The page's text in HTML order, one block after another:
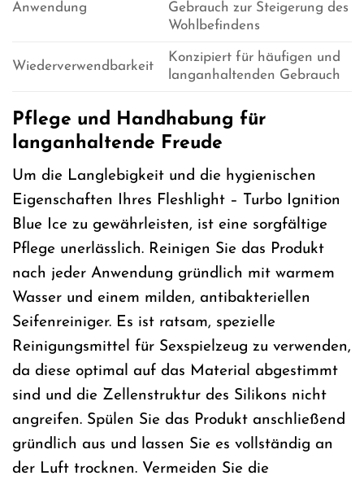
Anwendung
Gebrauch zur Steigerung des
Wohlbefindens
Wiederverwendbarkeit
Konzipiert für häufigen und
langanhaltenden Gebrauch
Pflege und Handhabung für
langanhaltende Freude
Um die Langlebigkeit und die hygienischen
Eigenschaften Ihres Fleshlight – Turbo Ignition
Blue Ice zu gewährleisten, ist eine sorgfältige
Pflege unerlässlich. Reinigen Sie das Produkt
nach jeder Anwendung gründlich mit warmem
Wasser und einem milden, antibakteriellen
Seifenreiniger. Es ist ratsam, spezielle
Reinigungsmittel für Sexspielzeug zu verwenden,
da diese optimal auf das Material abgestimmt
sind und die Zellenstruktur des Silikons nicht
angreifen. Spülen Sie das Produkt anschließend
gründlich aus und lassen Sie es vollständig an
der Luft trocknen. Vermeiden Sie die